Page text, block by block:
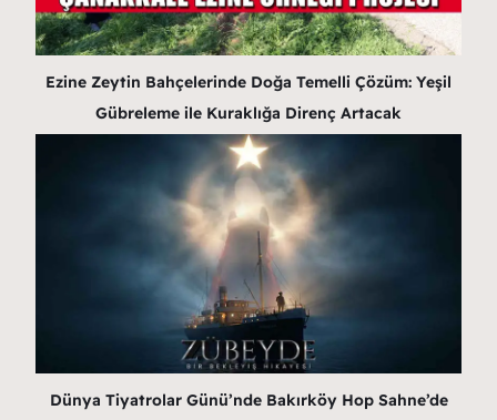
Ezine Zeytin Bahçelerinde Doğa Temelli Çözüm: Yeşil
Gübreleme ile Kuraklığa Direnç Artacak
Dünya Tiyatrolar Günü’nde Bakırköy Hop Sahne’de